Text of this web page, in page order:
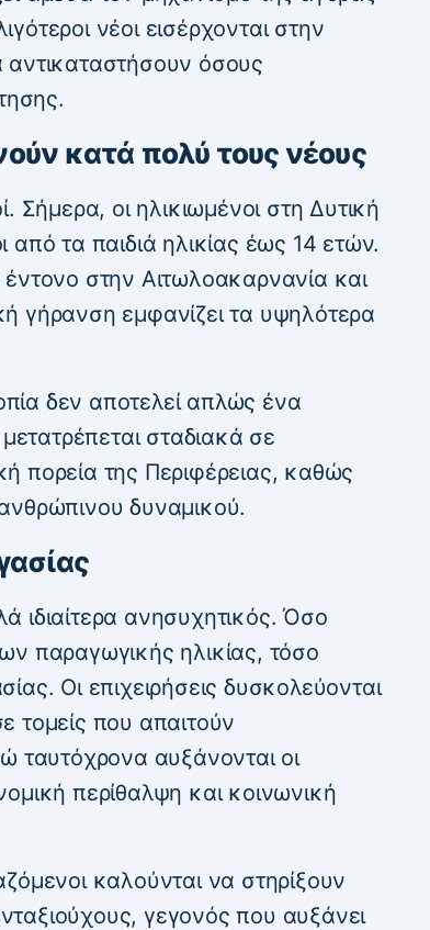
νέοι εισέρχονται στην
αντικαταστήσουν όσους
κατά πολύ τους νέους
Σήμερα, οι ηλικιωμένοι στη Δυτική
από τα παιδιά ηλικίας έως 14 ετών.
στην Αιτωλοακαρνανία και
γήρανση εμφανίζει τα υψηλότερα
δεν αποτελεί απλώς ένα
μετατρέπεται σταδιακά σε
πορεία της Περιφέρειας, καθώς
δυναμικού.
ιδιαίτερα ανησυχητικός. Όσο
παραγωγικής ηλικίας, τόσο
Οι επιχειρήσεις δυσκολεύονται
τομείς που απαιτούν
ταυτόχρονα αυξάνονται οι
περίθαλψη και κοινωνική
καλούνται να στηρίξουν
γεγονός που αυξάνει